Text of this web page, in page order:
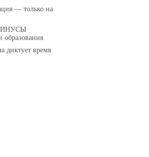
— только на
образования
диктует время